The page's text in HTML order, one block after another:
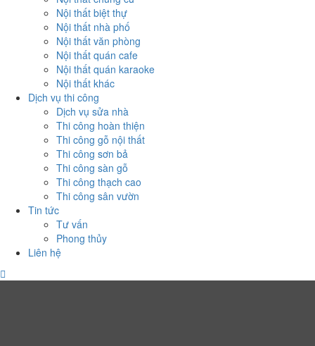
Nội thất biệt thự
Nội thất nhà phố
Nội thất văn phòng
Nội thất quán cafe
Nội thất quán karaoke
Nội thất khác
Dịch vụ thi công
Dịch vụ sửa nhà
Thi công hoàn thiện
Thi công gỗ nội thất
Thi công sơn bả
Thi công sàn gỗ
Thi công thạch cao
Thi công sân vườn
Tin tức
Tư vấn
Phong thủy
Liên hệ